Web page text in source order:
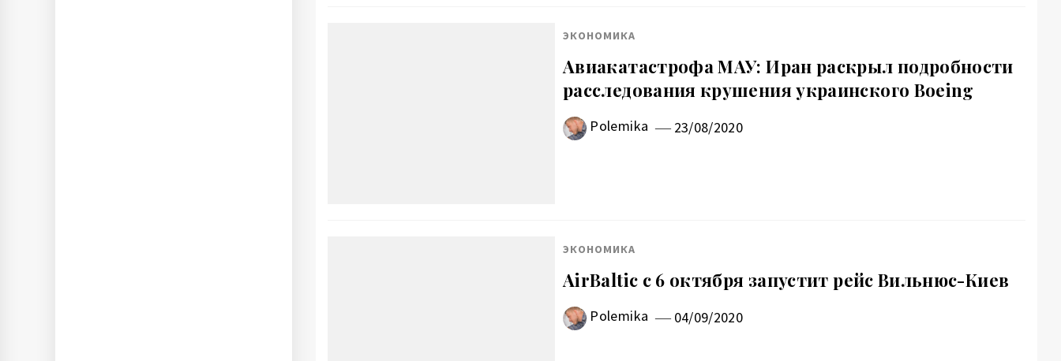
ЭКОНОМИКА
Авиакатастрофа МАУ: Иран раскрыл подробности
расследования крушения украинского Boeing
Polemika 23/08/2020
ЭКОНОМИКА
AirBaltic с 6 октября запустит рейс Вильнюс-Киев
Polemika 04/09/2020